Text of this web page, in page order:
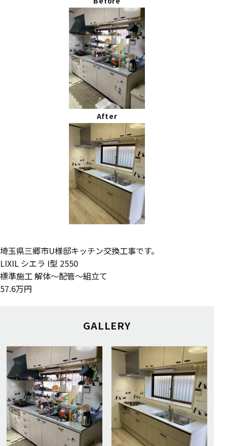
After
埼玉県三郷市U様邸キッチン交換工事です。
LIXIL シエラ I型 2550
標準施工 解体～配管～組立て
57.6万円
GALLERY